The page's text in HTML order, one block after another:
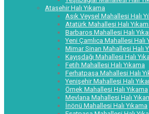
Ataşehir Halı Yıkama
Aşık Veysel Mahallesi Halı
Atatürk Mahallesi Halı
Barbaros Mahallesi Halı
Yeni Çamlıca Mahallesi Halı
Mimar Sinan Mahallesi Halı
Kayışdağı Mahallesi Halı
Fetih Mahallesi Halı Yıkama
Ferhatpaşa Mahallesi Halı
Yenişehir Mahallesi Halı
Örnek Mahallesi Halı Yıkama
Mevlana Mahallesi Halı
İnönü Mahallesi Halı Yıkama